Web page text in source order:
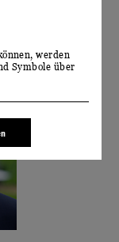
werden
Symbole über